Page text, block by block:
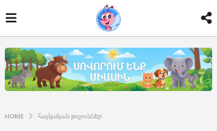
HOME հայկական թռչուններ